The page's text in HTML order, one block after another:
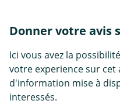
Donner votre avis
Ici vous avez la
votre experience sur cet
d'information mise à
interessés.